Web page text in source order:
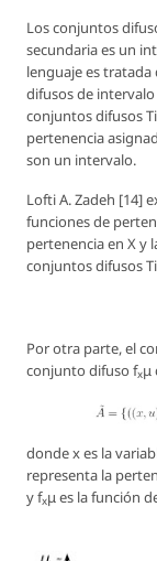
Los conjuntos
secundaria es un
lenguaje es
difusos de intervalo
conjuntos difusos
pertenencia
son un intervalo.
Lofti A. Zadeh [14]
funciones de
pertenencia en X y
conjuntos difusos
Por otra parte, el
conjunto difuso fxμ
donde x es la
representa la
y fxμ es la función